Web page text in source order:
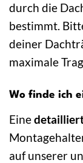
durch die
bestimmt.
deiner
maximale
Wo finde ich
Eine
auf unserer